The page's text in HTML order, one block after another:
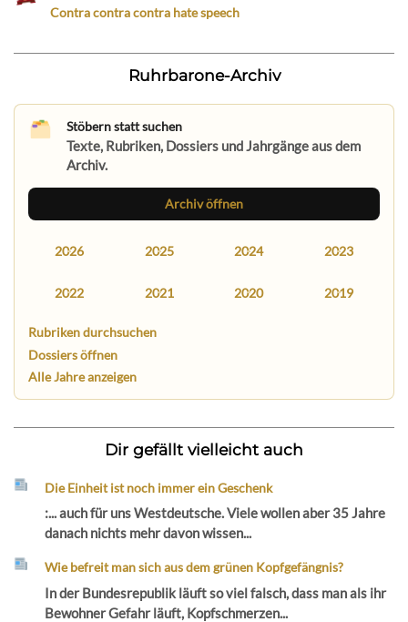
Contra contra contra hate speech
Ruhrbarone-Archiv
Stöbern statt suchen
Texte, Rubriken, Dossiers und Jahrgänge aus dem
Archiv.
Archiv öffnen
2026 2025 2024 2023
2022 2021 2020 2019
Rubriken durchsuchen
Dossiers öffnen
Alle Jahre anzeigen
Dir gefällt vielleicht auch
Die Einheit ist noch immer ein Geschenk
:... auch für uns Westdeutsche. Viele wollen aber 35 Jahre
danach nichts mehr davon wissen...
Wie befreit man sich aus dem grünen Kopfgefängnis?
In der Bundesrepublik läuft so viel falsch, dass man als ihr
Bewohner Gefahr läuft, Kopfschmerzen...